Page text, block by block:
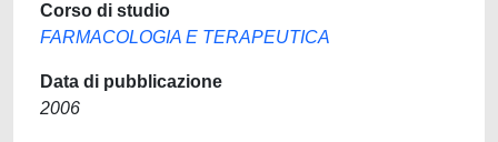
Corso di studio
FARMACOLOGIA E TERAPEUTICA
Data di pubblicazione
2006